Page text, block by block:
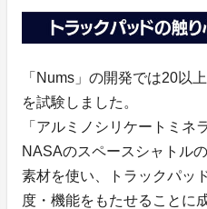
「Nums」の開発では20以
を試験しました。
「アルミノシリケートミネ
NASAのスペースシャトル
素材を使い、トラックパッ
度・機能をもたせることに